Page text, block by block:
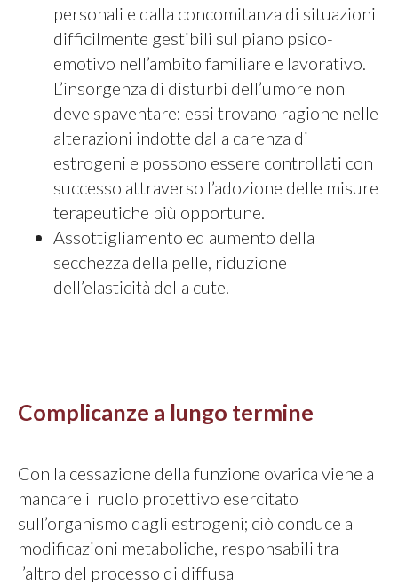
personali e dalla concomitanza di situazioni
difficilmente gestibili sul piano psico-
emotivo nell’ambito familiare e lavorativo.
L’insorgenza di disturbi dell’umore non
deve spaventare: essi trovano ragione nelle
alterazioni indotte dalla carenza di
estrogeni e possono essere controllati con
successo attraverso l’adozione delle misure
terapeutiche più opportune.
Assottigliamento ed aumento della
secchezza della pelle, riduzione
dell’elasticità della cute.
Complicanze a lungo termine
Con la cessazione della funzione ovarica viene a
mancare il ruolo protettivo esercitato
sull’organismo dagli estrogeni; ciò conduce a
modificazioni metaboliche, responsabili tra
l’altro del processo di diffusa